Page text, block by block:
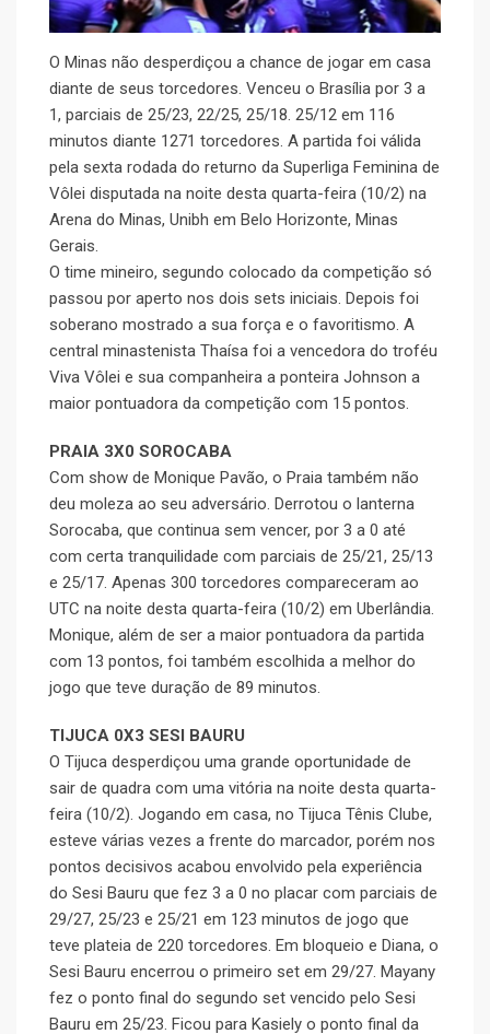
O Minas não desperdiçou a chance de jogar em casa
diante de seus torcedores. Venceu o Brasília por 3 a
1, parciais de 25/23, 22/25, 25/18. 25/12 em 116
minutos diante 1271 torcedores. A partida foi válida
pela sexta rodada do returno da Superliga Feminina de
Vôlei disputada na noite desta quarta-feira (10/2) na
Arena do Minas, Unibh em Belo Horizonte, Minas
Gerais.
O time mineiro, segundo colocado da competição só
passou por aperto nos dois sets iniciais. Depois foi
soberano mostrado a sua força e o favoritismo. A
central minastenista Thaísa foi a vencedora do troféu
Viva Vôlei e sua companheira a ponteira Johnson a
maior pontuadora da competição com 15 pontos.
PRAIA 3X0 SOROCABA
Com show de Monique Pavão, o Praia também não
deu moleza ao seu adversário. Derrotou o lanterna
Sorocaba, que continua sem vencer, por 3 a 0 até
com certa tranquilidade com parciais de 25/21, 25/13
e 25/17. Apenas 300 torcedores compareceram ao
UTC na noite desta quarta-feira (10/2) em Uberlândia.
Monique, além de ser a maior pontuadora da partida
com 13 pontos, foi também escolhida a melhor do
jogo que teve duração de 89 minutos.
TIJUCA 0X3 SESI BAURU
O Tijuca desperdiçou uma grande oportunidade de
sair de quadra com uma vitória na noite desta quarta-
feira (10/2). Jogando em casa, no Tijuca Tênis Clube,
esteve várias vezes a frente do marcador, porém nos
pontos decisivos acabou envolvido pela experiência
do Sesi Bauru que fez 3 a 0 no placar com parciais de
29/27, 25/23 e 25/21 em 123 minutos de jogo que
teve plateia de 220 torcedores. Em bloqueio e Diana, o
Sesi Bauru encerrou o primeiro set em 29/27. Mayany
fez o ponto final do segundo set vencido pelo Sesi
Bauru em 25/23. Ficou para Kasiely o ponto final da